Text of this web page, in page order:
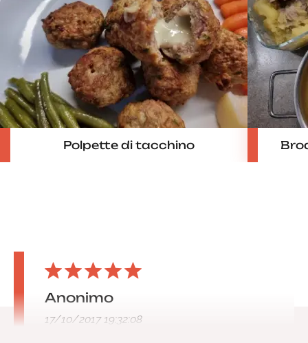
Polpette di tacchino
Anonimo
17/10/2017 19:32:08